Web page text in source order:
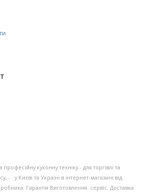
кухонну техніку - для торгівлі та
- у Києві та Україні в інтернет-магазині від
Гарантія Виготовлення. сервіс. Доставка